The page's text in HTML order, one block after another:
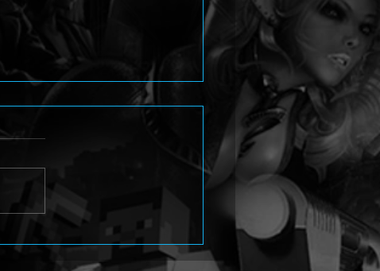
Amagi im neuen Trailer vor